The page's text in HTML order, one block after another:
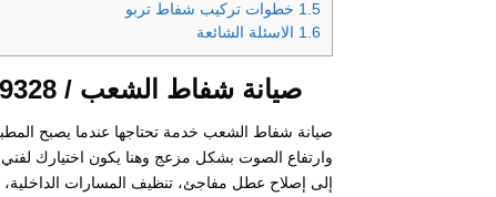
1.5 خطوات تركيب شفاط تربو
1.6 الاسئلة الشائعة
صيانة شفاط الشعب / 55009328 / تركيب شفاط تربو / فني تهوية الشعب
صيانة شفاط الشعب خدمة تحتاجها عندما يصبح
وارتفاع الصوت بشكل مزعج وهنا يكون اختيارك
إلى إصلاح عطل مفاجئ، تنظيف المسارات